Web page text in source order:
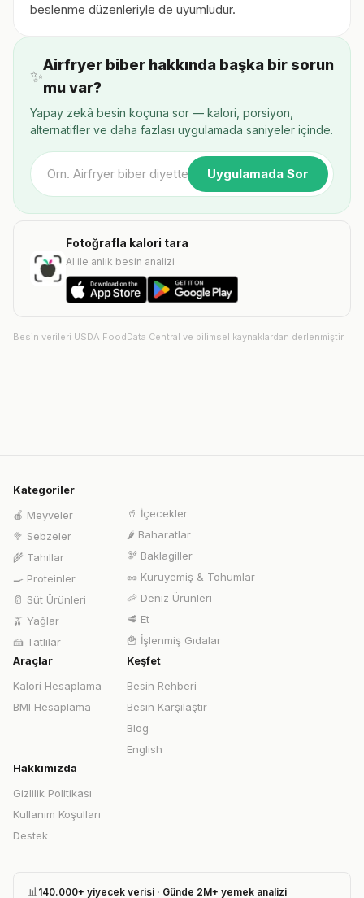
beslenme düzenleriyle de uyumludur.
✨
Airfryer biber hakkında başka bir sorun
mu var?
Yapay zekâ besin koçuna sor — kalori, porsiyon,
alternatifler ve daha fazlası uygulamada saniyeler içinde.
Uygulamada Sor
Fotoğrafla kalori tara
AI ile anlık besin analizi
Besin verileri USDA FoodData Central ve bilimsel kaynaklardan derlenmiştir.
Kategoriler
🍎 Meyveler
🥦 Sebzeler
🌾 Tahıllar
🍳 Proteinler
🥛 Süt Ürünleri
🫒 Yağlar
🍰 Tatlılar
🥤 İçecekler
🌶️ Baharatlar
🫘 Baklagiller
🥜 Kuruyemiş & Tohumlar
🦐 Deniz Ürünleri
🥩 Et
🍟 İşlenmiş Gıdalar
Araçlar
Kalori Hesaplama
BMI Hesaplama
Keşfet
Besin Rehberi
Besin Karşılaştır
Blog
English
Hakkımızda
Gizlilik Politikası
Kullanım Koşulları
Destek
📊 140.000+ yiyecek verisi · Günde 2M+ yemek analizi